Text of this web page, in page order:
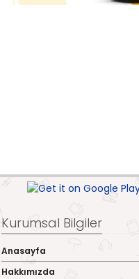
Kurumsal Bilgiler
Anasayfa
Hakkımızda